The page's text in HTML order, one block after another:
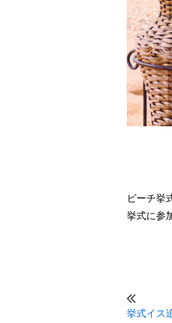
ビーチ挙
挙式に参
挙式イス